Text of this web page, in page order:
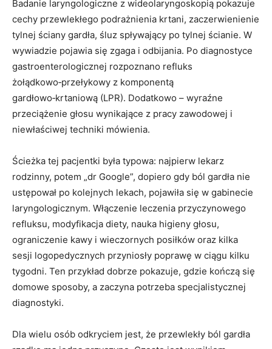
Badanie laryngologiczne z wideolaryngoskopią pokazuje
cechy przewlekłego podrażnienia krtani, zaczerwienienie
tylnej ściany gardła, śluz spływający po tylnej ścianie. W
wywiadzie pojawia się zgaga i odbijania. Po diagnostyce
gastroenterologicznej rozpoznano refluks
żołądkowo‑przełykowy z komponentą
gardłowo‑krtaniową (LPR). Dodatkowo – wyraźne
przeciążenie głosu wynikające z pracy zawodowej i
niewłaściwej techniki mówienia.
Ścieżka tej pacjentki była typowa: najpierw lekarz
rodzinny, potem „dr Google”, dopiero gdy ból gardła nie
ustępował po kolejnych lekach, pojawiła się w gabinecie
laryngologicznym. Włączenie leczenia przyczynowego
refluksu, modyfikacja diety, nauka higieny głosu,
ograniczenie kawy i wieczornych posiłków oraz kilka
sesji logopedycznych przyniosły poprawę w ciągu kilku
tygodni. Ten przykład dobrze pokazuje, gdzie kończą się
domowe sposoby, a zaczyna potrzeba specjalistycznej
diagnostyki.
Dla wielu osób odkryciem jest, że przewlekły ból gardła